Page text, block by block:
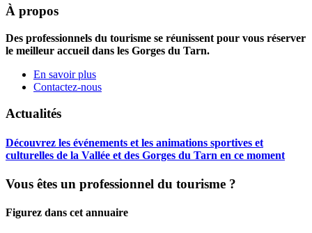
À propos
Des professionnels du tourisme se réunissent pour vous réserver
le meilleur accueil dans les Gorges du Tarn.
En savoir plus
Contactez-nous
Actualités
Découvrez les événements et les animations sportives et
culturelles de la Vallée et des Gorges du Tarn en ce moment
Vous êtes un professionnel du tourisme ?
Figurez dans cet annuaire